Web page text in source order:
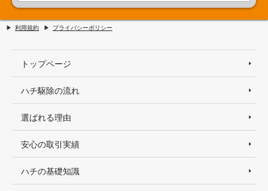
利用規約 プライバシーポリシー
トップページ
ハチ駆除の流れ
選ばれる理由
安心の取引実績
ハチの基礎知識